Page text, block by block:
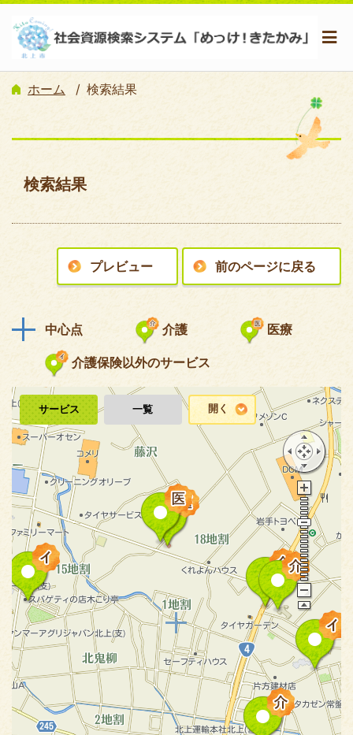
ホーム 検索結果
検索結果
プレビュー 前のページに戻る
中心点 介護 医療
介護保険以外のサービス
サービス 一覧 開く